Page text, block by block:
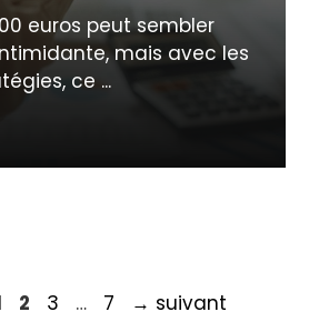
euros peut sembler
mais avec les
ce ...
Page
2 Page
3 … Page
7 → suivant